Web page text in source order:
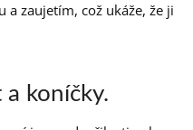
zaujetím, což ukáže, že ji
koníčky.